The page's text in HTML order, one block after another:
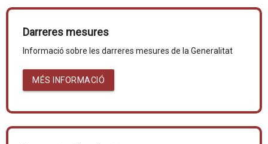
Darreres mesures
Informació sobre les darreres mesures de la Generalitat
MÉS INFORMACIÓ